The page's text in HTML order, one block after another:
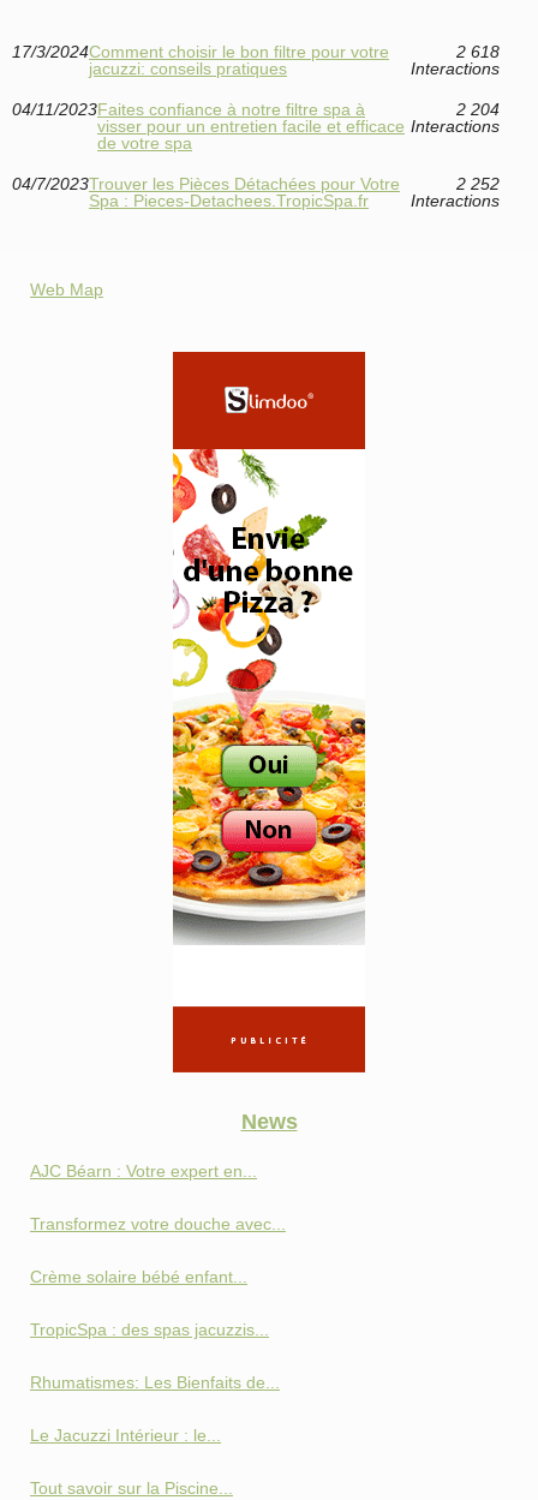
17/3/2024Comment choisir le bon filtre pour votre
jacuzzi: conseils pratiques
2 618
Interactions
04/11/2023Faites confiance à notre filtre spa à
visser pour un entretien facile et efficace
de votre spa
2 204
Interactions
04/7/2023Trouver les Pièces Détachées pour Votre
Spa : Pieces-Detachees.TropicSpa.fr
2 252
Interactions
Web Map
News
AJC Béarn : Votre expert en...
Transformez votre douche avec...
Crème solaire bébé enfant...
TropicSpa : des spas jacuzzis...
Rhumatismes: Les Bienfaits de...
Le Jacuzzi Intérieur : le...
Tout savoir sur la Piscine...